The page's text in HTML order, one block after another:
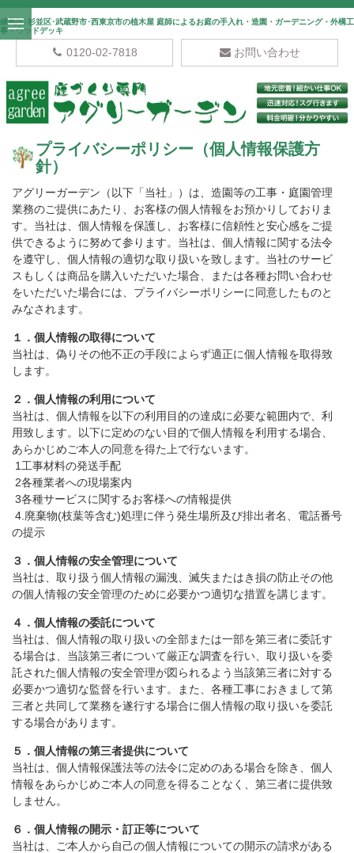
練馬区･杉並区･武蔵野市･西東京市の植木屋 庭師によるお庭の手入れ・造園・ガーデニング・外構工
事・ウッドデッキ
0120-02-7818 お問い合わせ
プライバシーポリシー（個人情報保護方
針）
アグリーガーデン（以下「当社」）は、造園等の工事・庭園管理
業務のご提供にあたり、お客様の個人情報をお預かりしておりま
す。当社は、個人情報を保護し、お客様に信頼性と安心感をご提
供できるように努めて参ります。当社は、個人情報に関する法令
を遵守し、個人情報の適切な取り扱いを致します。当社のサービ
スもしくは商品を購入いただいた場合、または各種お問い合わせ
をいただいた場合には、プライバシーポリシーに同意したものと
みなされます。
１．個人情報の取得について
当社は、偽りその他不正の手段によらず適正に個人情報を取得致
します。
２．個人情報の利用について
当社は、個人情報を以下の利用目的の達成に必要な範囲内で、利
用致します。以下に定めのない目的で個人情報を利用する場合、
あらかじめご本人の同意を得た上で行ないます。
1工事材料の発送手配
2各種業者への現場案内
3各種サービスに関するお客様への情報提供
4.廃棄物(枝葉等含む)処理に伴う発生場所及び排出者名、電話番号
の提示
３．個人情報の安全管理について
当社は、取り扱う個人情報の漏洩、滅失またはき損の防止その他
の個人情報の安全管理のために必要かつ適切な措置を講じます。
４．個人情報の委託について
当社は、個人情報の取り扱いの全部または一部を第三者に委託す
る場合は、当該第三者について厳正な調査を行い、取り扱いを委
託された個人情報の安全管理が図られるよう当該第三者に対する
必要かつ適切な監督を行います。また、各種工事におきまして第
三者と共同して業務を遂行する場合に個人情報の取り扱いを委託
する場合があります。
５．個人情報の第三者提供について
当社は、個人情報保護法等の法令に定めのある場合を除き、個人
情報をあらかじめご本人の同意を得ることなく、第三者に提供致
しません。
６．個人情報の開示・訂正等について
当社は、ご本人から自己の個人情報についての開示の請求がある